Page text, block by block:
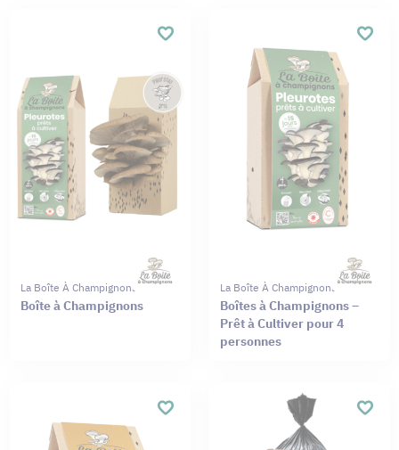
La Boîte À Champignons
Boîte à Champignons
La Boîte À Champignons
Boîtes à Champignons –
Prêt à Cultiver pour 4
personnes